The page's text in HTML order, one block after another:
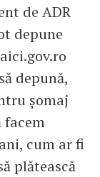
de ADR
depune
depună,
șomaj
facem
cum ar fi
plătească